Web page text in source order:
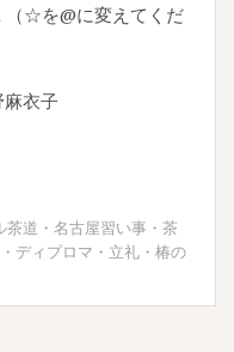
☆を@に変えてくだ
衣子
茶道 ・ 名古屋習い事 ・ 茶
・ ディプロマ ・ 立礼 ・ 椿の